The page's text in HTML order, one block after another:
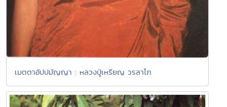
เมตตาอัปปมัญญา : หลวงปู่เหรียญ วรลาโภ